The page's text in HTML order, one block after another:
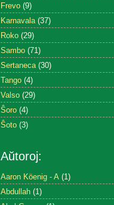
Frevo (9)
Karnavala (37)
Roko (29)
Sambo (71)
Sertaneca (30)
Tango (4)
Valso (29)
Ŝoro (4)
Ŝoto (3)
Aŭtoroj:
Aaron Köenig - A (1)
Abdullah (1)